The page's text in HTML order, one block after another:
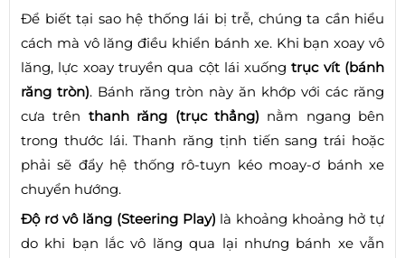
Để biết tại sao hệ thống lái bị trễ, chúng ta cần hiểu
cách mà vô lăng điều khiển bánh xe. Khi bạn xoay vô
lăng, lực xoay truyền qua cột lái xuốngtrục vít (bánh
răng tròn). Bánh răng tròn này ăn khớp với các răng
cưa trên thanh răng (trục thẳng) nằm ngang bên
trong thước lái. Thanh răng tịnh tiến sang trái hoặc
phải sẽ đẩy hệ thống rô-tuyn kéo moay-ơ bánh xe
chuyển hướng.
Độ rơ vô lăng (Steering Play) là khoảng khoảng hở tự
do khi bạn lắc vô lăng qua lại nhưng bánh xe vẫn